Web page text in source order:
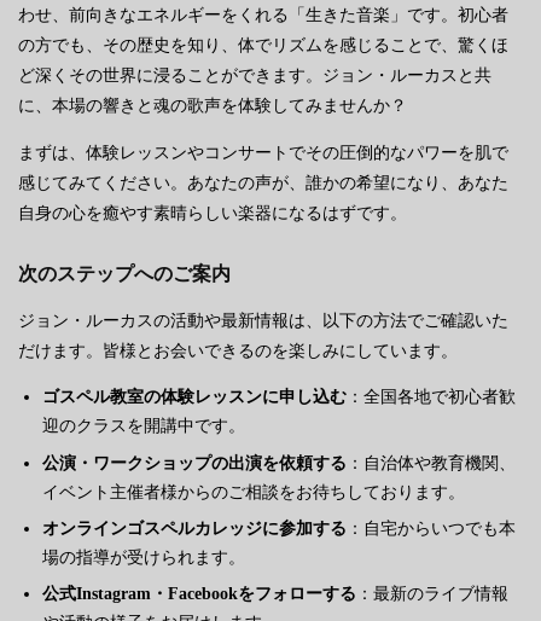
わせ、前向きなエネルギーをくれる「生きた音楽」です。初心者
の方でも、その歴史を知り、体でリズムを感じることで、驚くほ
ど深くその世界に浸ることができます。ジョン・ルーカスと共
に、本場の響きと魂の歌声を体験してみませんか？
まずは、体験レッスンやコンサートでその圧倒的なパワーを肌で
感じてみてください。あなたの声が、誰かの希望になり、あなた
自身の心を癒やす素晴らしい楽器になるはずです。
次のステップへのご案内
ジョン・ルーカスの活動や最新情報は、以下の方法でご確認いた
だけます。皆様とお会いできるのを楽しみにしています。
ゴスペル教室の体験レッスンに申し込む：全国各地で初心者歓
迎のクラスを開講中です。
公演・ワークショップの出演を依頼する ：自治体や教育機関、
イベント主催者様からのご相談をお待ちしております。
オンラインゴスペルカレッジに参加する ：自宅からいつでも本
場の指導が受けられます。
公式Instagram・Facebookをフォローする ：最新のライブ情報